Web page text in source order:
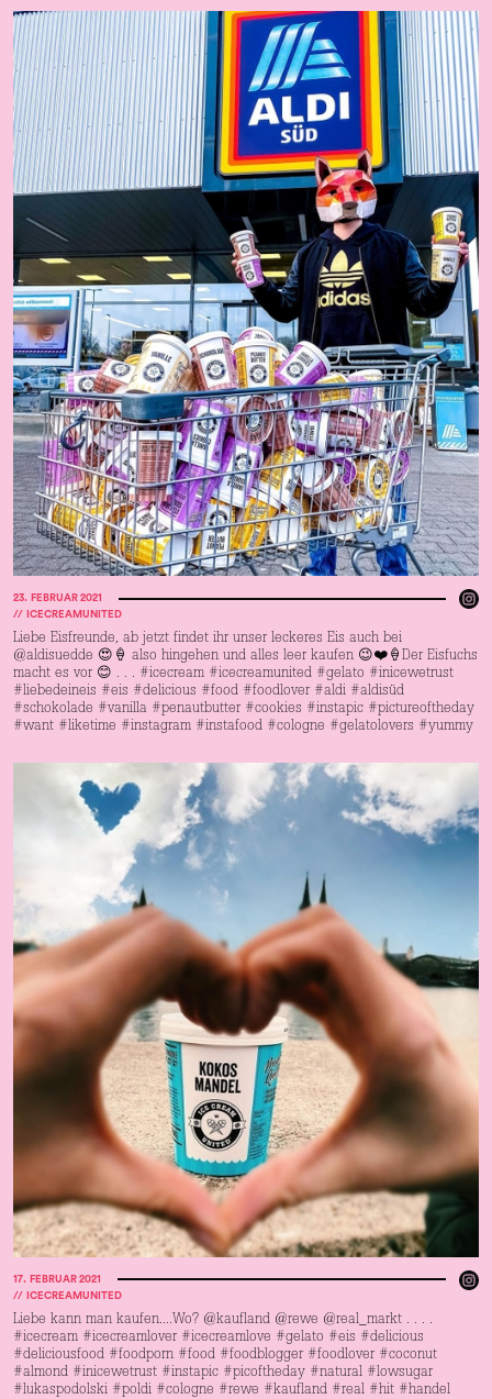
23. FEBRUAR 2021
// ICECREAMUNITED
Liebe Eisfreunde, ab jetzt findet ihr unser leckeres Eis auch bei
@aldisuedde 😍🍦 also hingehen und alles leer kaufen 😉❤️🍦Der Eisfuchs
macht es vor 😊 . . . #icecream #icecreamunited #gelato #inicewetrust
#liebedeineis #eis #delicious #food #foodlover #aldi #aldisüd
#schokolade #vanilla #penautbutter #cookies #instapic #pictureoftheday
#want #liketime #instagram #instafood #cologne #gelatolovers #yummy
17. FEBRUAR 2021
// ICECREAMUNITED
Liebe kann man kaufen....Wo? @kaufland @rewe @real_markt . . . .
#icecream #icecreamlover #icecreamlove #gelato #eis #delicious
#deliciousfood #foodporn #food #foodblogger #foodlover #coconut
#almond #inicewetrust #instapic #picoftheday #natural #lowsugar
#lukaspodolski #poldi #cologne #rewe #kaufland #real #hit #handel